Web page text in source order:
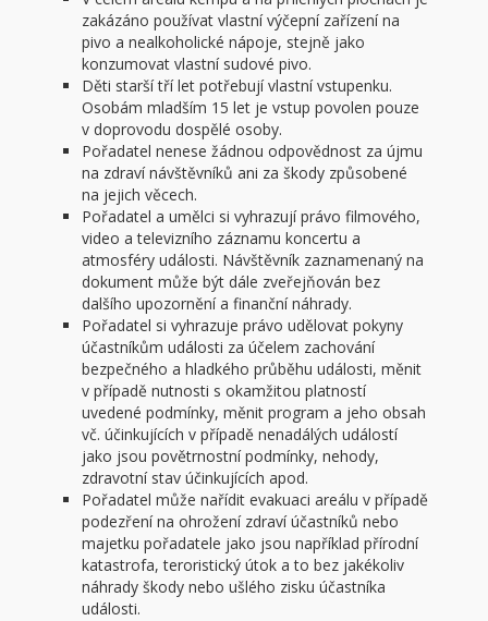
zakázáno používat vlastní výčepní zařízení na
pivo a nealkoholické nápoje, stejně jako
konzumovat vlastní sudové pivo.
Děti starší tří let potřebují vlastní vstupenku.
Osobám mladším 15 let je vstup povolen pouze
v doprovodu dospělé osoby.
Pořadatel nenese žádnou odpovědnost za újmu
na zdraví návštěvníků ani za škody způsobené
na jejich věcech.
Pořadatel a umělci si vyhrazují právo filmového,
video a televizního záznamu koncertu a
atmosféry události. Návštěvník zaznamenaný na
dokument může být dále zveřejňován bez
dalšího upozornění a finanční náhrady.
Pořadatel si vyhrazuje právo udělovat pokyny
účastníkům události za účelem zachování
bezpečného a hladkého průběhu události, měnit
v případě nutnosti s okamžitou platností
uvedené podmínky, měnit program a jeho obsah
vč. účinkujících v případě nenadálých událostí
jako jsou povětrnostní podmínky, nehody,
zdravotní stav účinkujících apod.
Pořadatel může nařídit evakuaci areálu v případě
podezření na ohrožení zdraví účastníků nebo
majetku pořadatele jako jsou například přírodní
katastrofa, teroristický útok a to bez jakékoliv
náhrady škody nebo ušlého zisku účastníka
události.